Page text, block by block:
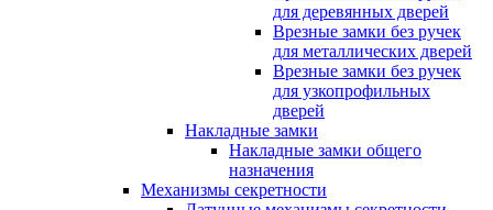
для деревянных дверей
Врезные замки без ручек
для металлических дверей
Врезные замки без ручек
для узкопрофильных
дверей
Накладные замки
Накладные замки общего
назначения
Механизмы секретности